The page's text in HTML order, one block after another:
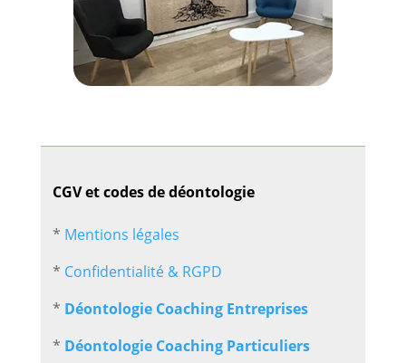
CGV et codes de déontologie
* Mentions légales
* Confidentialité & RGPD
* Déontologie Coaching Entreprises
* Déontologie Coaching Particuliers